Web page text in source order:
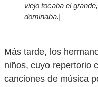
viejo tocaba el
dominaba.|
Más tarde, los
niños, cuyo repertorio
canciones de música